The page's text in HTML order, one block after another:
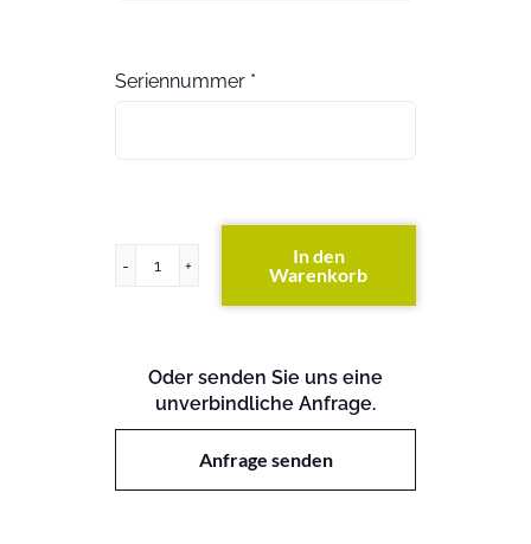
Seriennummer *
HP
Yl
Switch
Menge
In den
Warenkorb
Oder senden Sie uns eine
unverbindliche Anfrage.
Anfrage senden